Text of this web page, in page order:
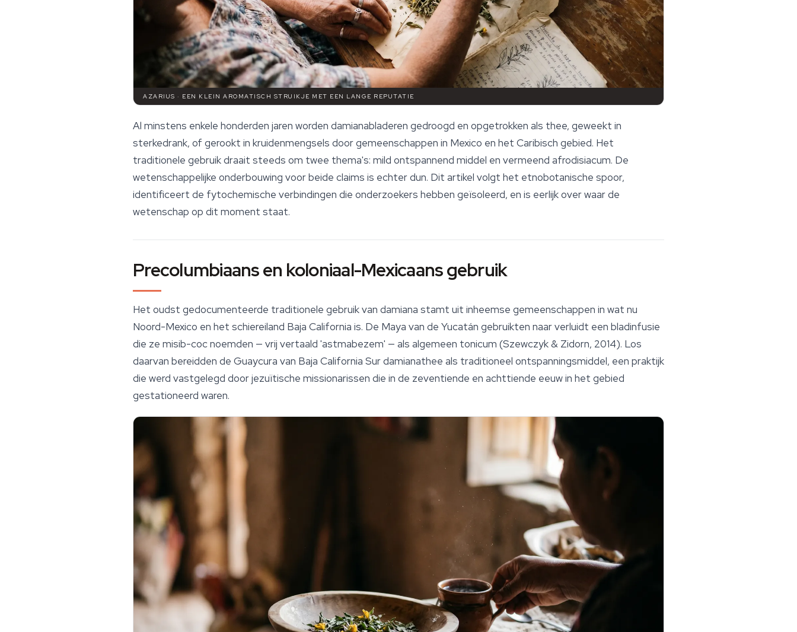
AZARIUS · EEN KLEIN AROMATISCH STRUIKJE MET EEN LANGE REPUTATIE
Al minstens enkele honderden jaren worden damianabladeren gedroogd en opgetrokken als thee, geweekt in
sterkedrank, of gerookt in kruidenmengsels door gemeenschappen in Mexico en het Caribisch gebied. Het
traditionele gebruik draait steeds om twee thema's: mild ontspannend middel en vermeend afrodisiacum. De
wetenschappelijke onderbouwing voor beide claims is echter dun. Dit artikel volgt het etnobotanische spoor,
identificeert de fytochemische verbindingen die onderzoekers hebben geïsoleerd, en is eerlijk over waar de
wetenschap op dit moment staat.
Precolumbiaans en koloniaal-Mexicaans gebruik
Het oudst gedocumenteerde traditionele gebruik van damiana stamt uit inheemse gemeenschappen in wat nu
Noord-Mexico en het schiereiland Baja California is. De Maya van de Yucatán gebruikten naar verluidt een bladinfusie
die ze misib-cocnoemden — vrij vertaald 'astmabezem' — als algemeen tonicum (Szewczyk & Zidorn, 2014). Los
daarvan bereidden de Guaycura van Baja California Sur damianathee als traditioneel ontspanningsmiddel, een praktijk
die werd vastgelegd door jezuïtische missionarissen die in de zeventiende en achttiende eeuw in het gebied
gestationeerd waren.